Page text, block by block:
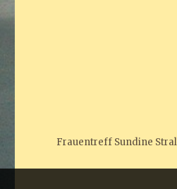
Frauentreff Sundine